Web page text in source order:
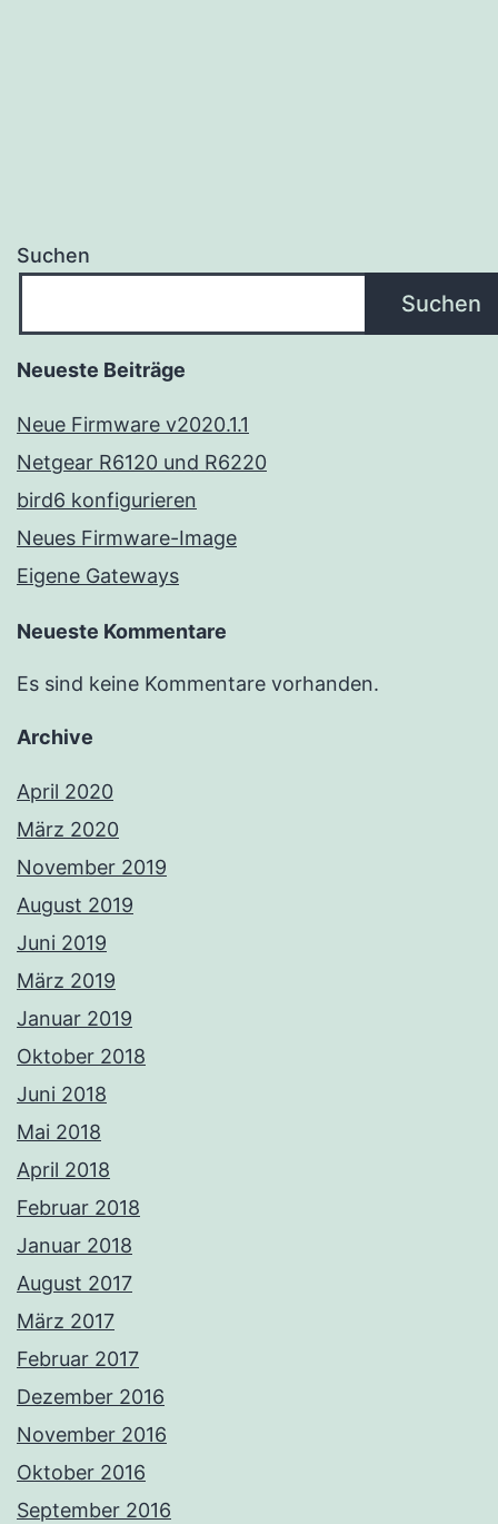
Suchen
Suchen
Neueste Beiträge
Neue Firmware v2020.1.1
Netgear R6120 und R6220
bird6 konfigurieren
Neues Firmware-Image
Eigene Gateways
Neueste Kommentare
Es sind keine Kommentare vorhanden.
Archive
April 2020
März 2020
November 2019
August 2019
Juni 2019
März 2019
Januar 2019
Oktober 2018
Juni 2018
Mai 2018
April 2018
Februar 2018
Januar 2018
August 2017
März 2017
Februar 2017
Dezember 2016
November 2016
Oktober 2016
September 2016